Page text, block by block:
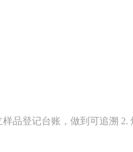
品登记台账，做到可追溯 2.